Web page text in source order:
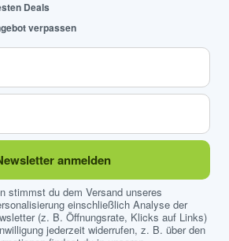
Deals
verpassen
anmelden
stimmst du dem Versand unseres
einschließlich Analyse der
(z. B. Öffnungsrate, Klicks auf Links)
jederzeit widerrufen, z. B. über den